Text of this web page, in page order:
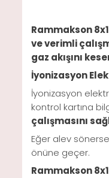
Rammakson
ve verimli
gaz akışını
İyonizasyon
İyonizasyon
kontrol kartına
çalışmasını
Eğer alev
önüne geçer.
Rammakson